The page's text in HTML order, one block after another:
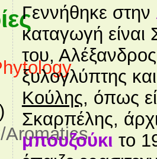
Aromatics
Γεννήθηκε στην
καταγωγή
του,
ξυλογλύπτης
Κούλης, όπως
Σκαρπέλης,
μπουζούκι το